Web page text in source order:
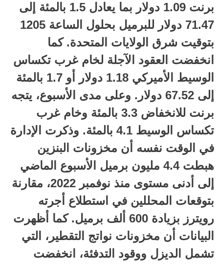
برنت 1.09 دولار بما يعادل 1.5 بالمئة إلى
71.47 دولار للبرميل بحلول الساعة 1205
بتوقيت شرق الولايات المتحدة. كما
انخفضت العقود الآجلة لخام غرب تكساس
الوسيط الأميركي 1.18 دولار أو 1.7 بالمئة
إلى 67.52 دولار. وعلى مدى الأسبوع، يتجه
برنت للانخفاض 3.3 بالمئة وخام غرب
تكساس الوسيط 4.1 بالمئة. وذكرت الإدارة
في الوقت نفسه أن مخزونات البنزين
هبطت 4.4 مليون برميل الأسبوع الماضي
إلى أدنى مستوى منذ نوفمبر 2022، مقارنة
بتوقعات المحللين في استطلاع أجرته
رويترز بزيادة 600 ألف برميل. كما أظهرت
البيانات أن مخزونات نواتج التقطير، التي
تشمل الديزل ووقود التدفئة، انخفضت